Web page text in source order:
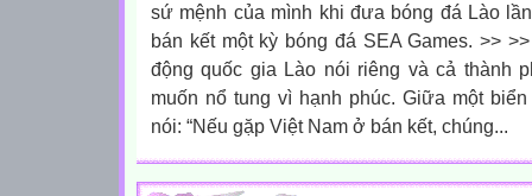
sứ mệnh của mình khi đưa bóng đá Lào
bán kết một kỳ bóng đá SEA Games. >>
động quốc gia Lào nói riêng và cả thành
muốn nổ tung vì hạnh phúc. Giữa một
nói: “Nếu gặp Việt Nam ở bán kết, chúng...